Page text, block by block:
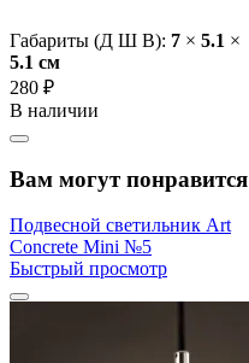
Габариты (Д Ш В): 7 × 5.1 ×
5.1 cм
280 ₽
В наличии
Вам могут понравится
Подвесной светильник Art
Concrete Mini №5
Быстрый просмотр